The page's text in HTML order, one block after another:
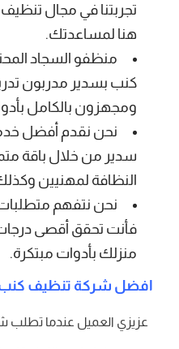
تجربتنا في مجال
هنا لمساعدتك.
منظفو السجاد
كنب بسدير مدربون
ومجهزون بالكامل
نحن نقدم أفضل
سدير من خلال باقة
النظافة لمهنيين
نحن نتفهم
فأنت تحقق أقصى
منزلك بأدوات مبتكرة.
افضل شركة تنظيف كنب
عزيزي العميل عندما تطلب